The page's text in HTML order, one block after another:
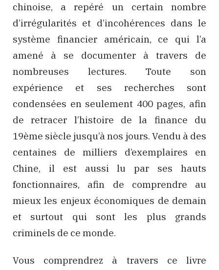
chinoise, a repéré un certain nombre
d’irrégularités et d’incohérences dans le
système financier américain, ce qui l’a
amené à se documenter à travers de
nombreuses lectures. Toute son
expérience et ses recherches sont
condensées en seulement 400 pages, afin
de retracer l’histoire de la finance du
19ème siècle jusqu’à nos jours. Vendu à des
centaines de milliers d’exemplaires en
Chine, il est aussi lu par ses hauts
fonctionnaires, afin de comprendre au
mieux les enjeux économiques de demain
et surtout qui sont les plus grands
criminels de ce monde.
Vous comprendrez à travers ce livre